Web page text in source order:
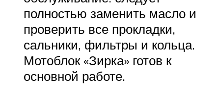
полностью заменить масло и
проверить все прокладки,
сальники, фильтры и кольца.
Мотоблок «Зирка» готов к
основной работе.